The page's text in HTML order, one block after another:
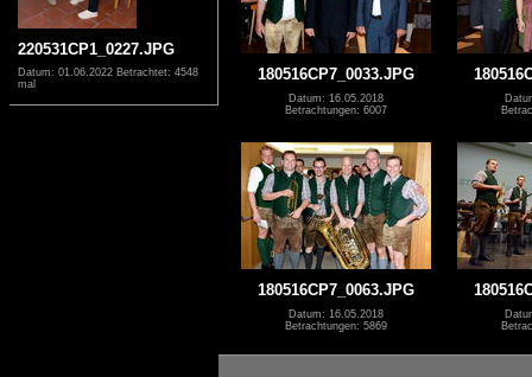
220531CP1_0227.JPG
Datum: 01.06.2022 Betrachtet: 4548
mal
180516CP7_0033.JPG
Datum: 16.05.2018
Betrachtungen: 6007
180516CP7_0063.JPG
Datum: 16.05.2018
Betrachtungen: 5869